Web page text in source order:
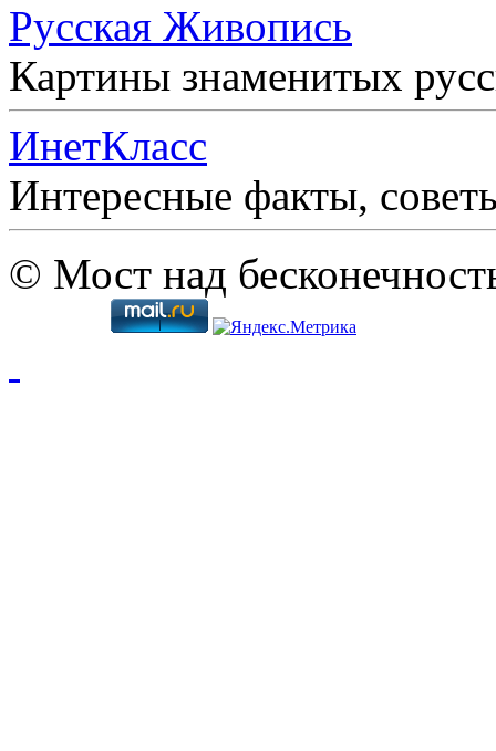
Русская Живопись
Картины знаменитых
ИнетКласс
Интересные факты,
© Мост над